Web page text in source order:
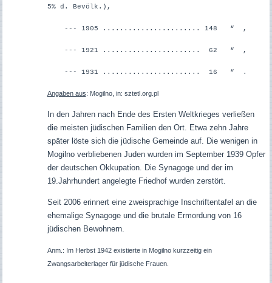
5% d. Bevölk.),
--- 1905 ....................... 148 “ ,
--- 1921 ....................... 62 “ ,
--- 1931 ....................... 16 “ .
Angaben aus: Mogilno, in: sztetl.org.pl
In den Jahren nach Ende des Ersten Weltkrieges verließen
die meisten jüdischen Familien den Ort. Etwa zehn Jahre
später löste sich die jüdische Gemeinde auf. Die wenigen in
Mogilno verbliebenen Juden wurden im September 1939 Opfer
der deutschen Okkupation. Die Synagoge und der im
19.Jahrhundert angelegte Friedhof wurden zerstört.
Seit 2006 erinnert eine zweisprachige Inschriftentafel an die
ehemalige Synagoge und die brutale Ermordung von 16
jüdischen Bewohnern.
Anm.: Im Herbst 1942 existierte in Mogilno kurzzeitig ein
Zwangsarbeiterlager für jüdische Frauen.